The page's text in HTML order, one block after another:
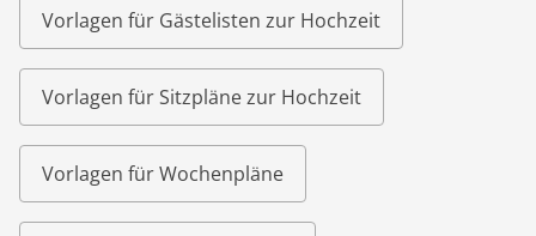
Vorlagen für Gästelisten zur Hochzeit
Vorlagen für Sitzpläne zur Hochzeit
Vorlagen für Wochenpläne